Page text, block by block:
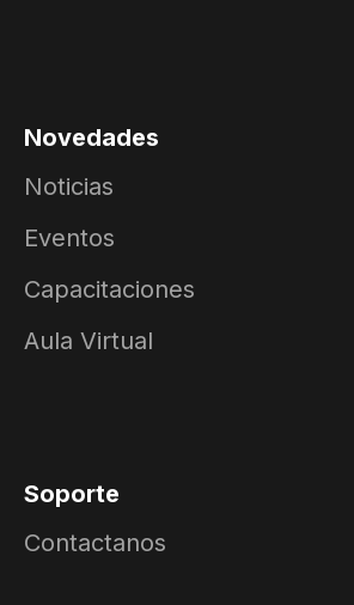
Novedades
Noticias
Eventos
Capacitaciones
Aula Virtual
Soporte
Contactanos